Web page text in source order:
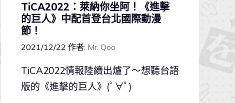
TiCA2022：萊納你坐阿！《進擊
的巨人》中配首登台北國際動漫
節！
2021/12/22 作者: Mr. Qoo
TiCA2022情報陸續出爐了～想聽台語
版的《進擊的巨人》(ﾟ∀ﾟ)